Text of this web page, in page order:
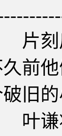
刻后
久前
旧
谦将